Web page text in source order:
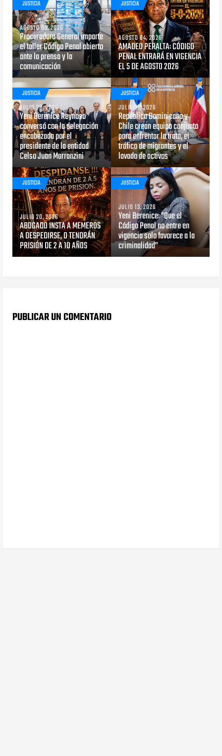
JUSTICIA
AGOSTO 05, 2026
Procuradora General imparte
el taller Código Penal abierto
ante la prensa y la
comunicación
JUSTICIA
AGOSTO 04, 2026
AMADEO PERALTA: CÓDIGO
PENAL ENTRARÁ EN VIGENCIA
EL 5 DE AGOSTO 2026
JUSTICIA
JULIO 29, 2026
Yeni Berenice Reynoso
conversó con la delegación
encabezada por el
presidente de la entidad
Celso Juan Marranzini
JUSTICIA
JULIO 21, 2026
República Dominicana y
Chile crean equipo conjunto
para enfrentar la trata, el
tráfico de migrantes y el
lavado de activos
JUSTICIA
JULIO 20, 2026
ABOGADO INSTA A MEMEROS
A DESPEDIRSE, O TENDRÁN
PRISIÓN DE 2 A 10 AÑOS
JUSTICIA
JULIO 13, 2026
Yeni Berenice: "Que el
Código Penal no entre en
vigencia solo favorece a la
criminalidad”
PUBLICAR UN COMENTARIO